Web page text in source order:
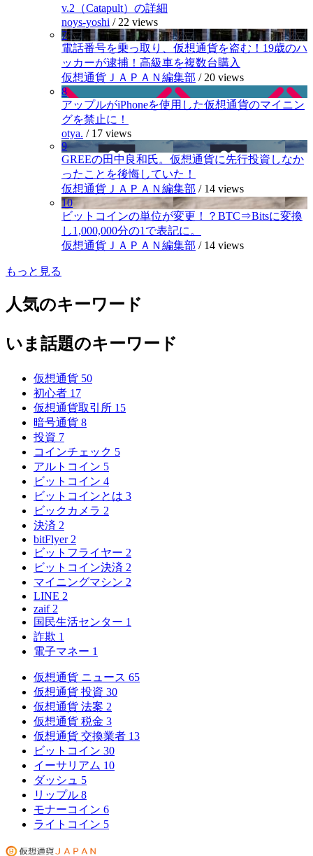
v.2（Catapult）の詳細
noys-yoshi / 22 views
7
電話番号を乗っ取り、仮想通貨を盗む！19歳のハ
ッカーが逮捕！高級車を複数台購入
仮想通貨ＪＡＰＡＮ編集部 / 20 views
8
アップルがiPhoneを使用した仮想通貨のマイニン
グを禁止に！
otya. / 17 views
9
GREEの田中良和氏。仮想通貨に先行投資しなか
ったことを後悔していた！
仮想通貨ＪＡＰＡＮ編集部 / 14 views
10
ビットコインの単位が変更！？BTC⇒Bitsに変換
し1,000,000分の1で表記に。
仮想通貨ＪＡＰＡＮ編集部 / 14 views
もっと見る
人気のキーワード
いま話題のキーワード
仮想通貨 50
初心者 17
仮想通貨取引所 15
暗号通貨 8
投資 7
コインチェック 5
アルトコイン 5
ビットコイン 4
ビットコインとは 3
ビックカメラ 2
決済 2
bitFlyer 2
ビットフライヤー 2
ビットコイン決済 2
マイニングマシン 2
LINE 2
zaif 2
国民生活センター 1
詐欺 1
電子マネー 1
仮想通貨 ニュース 65
仮想通貨 投資 30
仮想通貨 法案 2
仮想通貨 税金 3
仮想通貨 交換業者 13
ビットコイン 30
イーサリアム 10
ダッシュ 5
リップル 8
モナーコイン 6
ライトコイン 5